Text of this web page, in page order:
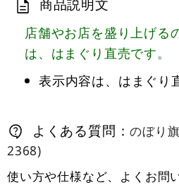
商品説明文
店舗やお店を盛り上げる
は、はまぐり直売です。
表示内容は、はまぐり
よくある質問：のぼり
2368)
使い方や仕様など、よくお問